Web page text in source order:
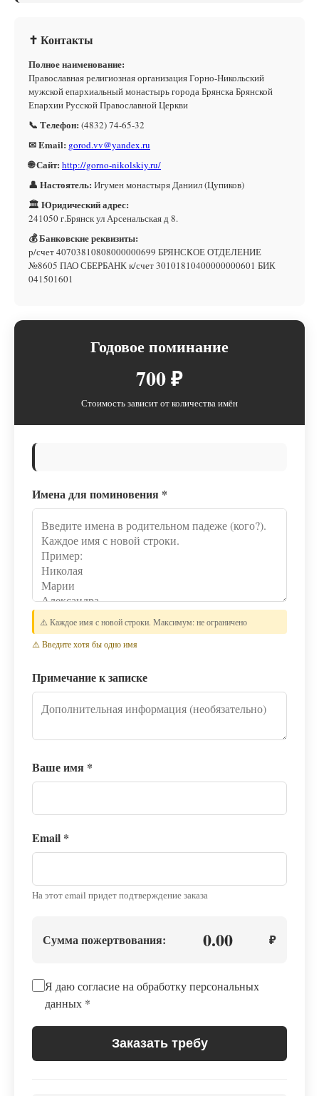
✝ Контакты
Полное наименование:
Православная религиозная организация Горно-Никольский
мужской епархиальный монастырь города Брянска Брянской
Епархии Русской Православной Церкви
📞 Телефон: (4832) 74-65-32
✉ Email: gorod.vv@yandex.ru
🌐 Сайт: http://gorno-nikolskiy.ru/
👤 Настоятель: Игумен монастыря Даниил (Цупиков)
🏛 Юридический адрес:
241050 г.Брянск ул Арсенальская д 8.
💰 Банковские реквизиты:
р/счет 40703810808000000699 БРЯНСКОЕ ОТДЕЛЕНИЕ
№8605 ПАО СБЕРБАНК к/счет 30101810400000000601 БИК
041501601
Годовое поминание
700 ₽
Стоимость зависит от количества имён
Имена для поминовения *
⚠️ Каждое имя с новой строки. Максимум: не ограничено
⚠️ Введите хотя бы одно имя
Примечание к записке
Ваше имя *
Email *
На этот email придет подтверждение заказа
Сумма пожертвования: 0.00 ₽
Я даю согласие на обработку персональных
данных *
Заказать требу